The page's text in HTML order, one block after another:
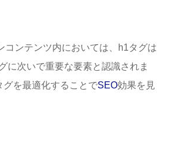
コンテンツ内においては、h1タグは
に次いで重要な要素と認識されま
を最適化することでSEO効果を見